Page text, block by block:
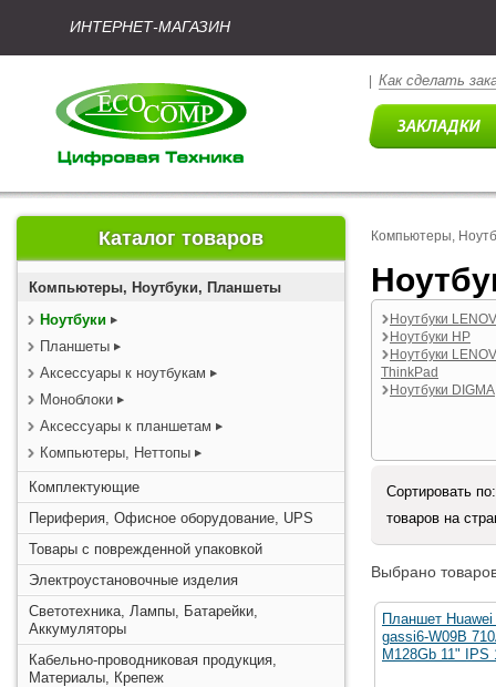
ИНТЕРНЕТ-МАГАЗИН
Как сделать
Каталог товаров
Компьютеры, Ноутбуки, Планшеты
Ноутбуки
Планшеты
Аксессуары к ноутбукам
Моноблоки
Аксессуары к планшетам
Компьютеры, Неттопы
Комплектующие
Периферия, Офисное оборудование, UPS
Товары с поврежденной упаковкой
Электроустановочные изделия
Светотехника, Лампы, Батарейки,
Аккумуляторы
Кабельно-проводниковая продукция,
Материалы, Крепеж
Компьютеры,
Ноутбуки
Ноутбуки HP
Ноутбуки
ThinkPad
Ноутбуки DIGMA
Сортировать
товаров на
Выбрано
Планшет
gassi6-W09B
M128Gb 11" IPS